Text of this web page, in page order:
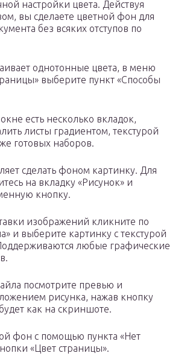
настройки цвета. Действуя
вы сделаете цветной фон для
без всяких отступов по
однотонные цвета, в меню
выберите пункт «Способы
есть несколько вкладок,
листы градиентом, текстурой
готовых наборов.
сделать фоном картинку. Для
на вкладку «Рисунок» и
кнопку.
изображений кликните по
и выберите картинку с текстурой
любые графические
посмотрите превью и
рисунка, нажав кнопку
как на скриншоте.
фон с помощью пункта «Нет
«Цвет страницы».